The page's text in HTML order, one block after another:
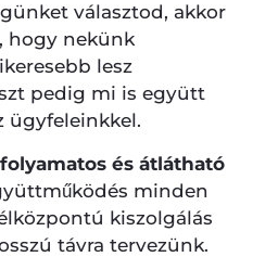
választod, akkor
hogy nekünk
lesz
pedig mi is együtt
ügyfeleinkkel.
folyamatos és átlátható
minden
kiszolgálás
távra tervezünk.